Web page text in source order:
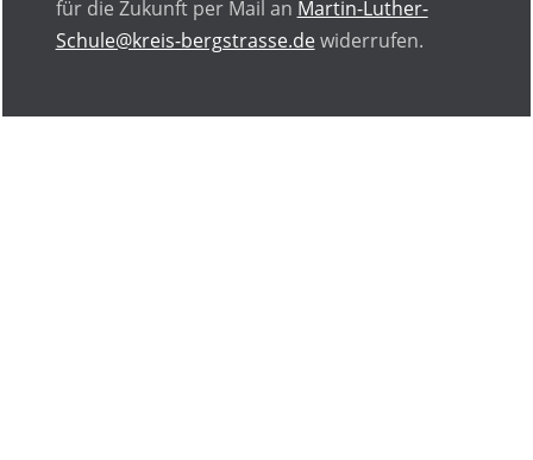
für die Zukunft per Mail an Martin-Luther-
Schule@kreis-bergstrasse.dewiderrufen.